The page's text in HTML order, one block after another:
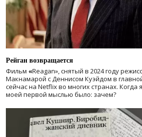
Рейган возвращается
Фильм «Reagan», снятый в 2024 году
Макнамарой с Деннисом Куэйдом в
сейчас на Netflix во многих странах. Когда
моей первой мыслью было: зачем?